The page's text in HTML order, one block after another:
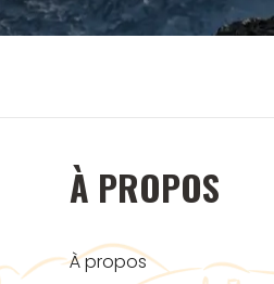
À PROPOS
À propos